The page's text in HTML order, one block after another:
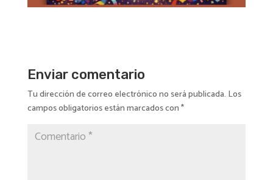
Enviar comentario
Tu dirección de correo electrónico no será publicada. Los
campos obligatorios están marcados con*